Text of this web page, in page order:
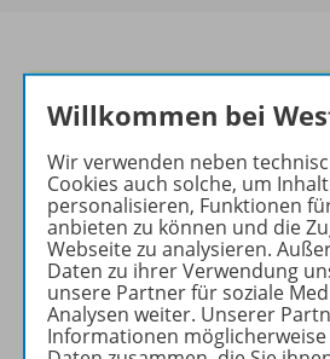
Frische
Ihr
wichtigsten
ENGLISCH:
zu den
zum
zum
Willkommen bei
Wir verwenden neben
Cookies auch solche, um
personalisieren, Funktionen
anbieten zu können und die
Webseite zu analysieren.
Daten zu ihrer Verwendung
unsere Partner für soziale
Analysen weiter. Unserer
Informationen